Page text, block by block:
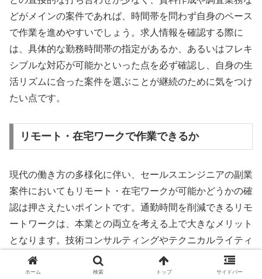
どがメインの案件であれば、時間帯を問わず自身のペース
で作業を進めやすいでしょう。求人情報を確認する際に
は、具体的な勤務時間帯の指定があるか、あるいはフレキ
シブルな対応が可能かといった点を必ず確認し、自身の生
活リズムに合った案件を選ぶことが継続のために気をつけ
たい点です。
リモート・在宅ワークで作業できるか
現代の働き方の多様化に伴い、セールスエンジニアの副業
案件においてもリモート・在宅ワークが可能かどうかの確
認は押さえたいポイントです。通勤時間を削減できるリモ
ートワークは、本業との両立を考える上で大きなメリット
となります。技術コンサルティングやテクニカルライティ
ング、オンラインでのデモンストレーションなどは、場所
を選ばずに実施しやすい業務です。多くの企業がリモート
ホーム 検索 トップ サイドバー